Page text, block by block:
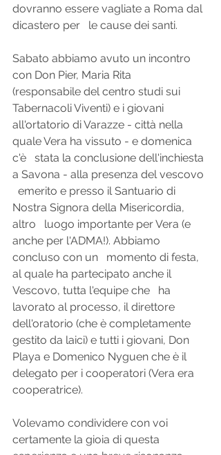
dovranno essere vagliate a Roma dal
dicastero per   le cause dei santi.
Sabato abbiamo avuto un incontro
con Don Pier, Maria Rita
(responsabile del centro studi sui
Tabernacoli Viventi) e i giovani
all'ortatorio di Varazze - città nella
quale Vera ha vissuto - e domenica
c'è   stata la conclusione dell'inchiesta
a Savona - alla presenza del vescovo
  emerito e presso il Santuario di
Nostra Signora della Misericordia,
altro   luogo importante per Vera (e
anche per l'ADMA!). Abbiamo
concluso con un   momento di festa,
al quale ha partecipato anche il
Vescovo, tutta l'equipe che   ha
lavorato al processo, il direttore
dell'oratorio (che è completamente
gestito da laici) e tutti i giovani, Don
Playa e Domenico Nyguen che è il
delegato per i cooperatori (Vera era
cooperatrice).
Volevamo condividere con voi
certamente la gioia di questa